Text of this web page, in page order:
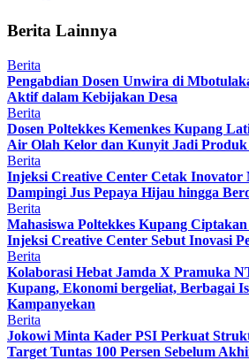
Berita Lainnya
Berita
Pengabdian Dosen Unwira di
Aktif dalam Kebijakan Desa
Berita
Dosen Poltekkes Kemenkes Kupang
Air Olah Kelor dan Kunyit Jadi
Berita
Injeksi Creative Center Cetak Inovator
Dampingi Jus Pepaya Hijau hingga
Berita
Mahasiswa Poltekkes Kupang
Injeksi Creative Center Sebut Inovasi
Berita
Kolaborasi Hebat Jamda X Pramuka
Kupang, Ekonomi bergeliat, Berbagai
Kampanyekan
Berita
Jokowi Minta Kader PSI Perkuat
Target Tuntas 100 Persen Sebelum